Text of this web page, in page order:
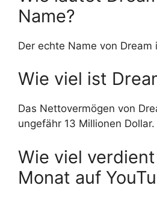
Name?
Der echte Name von Dream
Wie viel ist
Das Nettovermögen von
ungefähr 13 Millionen Dollar.
Wie viel
Monat auf